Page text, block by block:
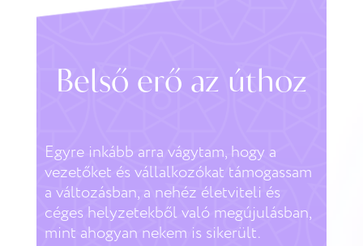
Belső erő az úthoz
Egyre inkább arra vágytam, hogy a
vezetőket és vállalkozókat támogassam
a változásban, a nehéz életviteli és
céges helyzetekből való megújulásban,
mint ahogyan nekem is sikerült.